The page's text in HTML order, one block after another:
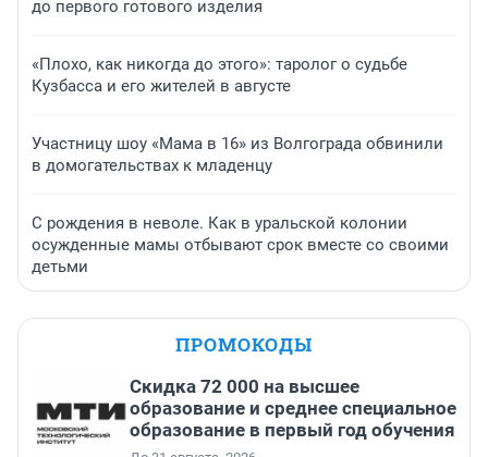
до первого готового изделия
«Плохо, как никогда до этого»: таролог о судьбе
Кузбасса и его жителей в августе
Участницу шоу «Мама в 16» из Волгограда обвинили
в домогательствах к младенцу
С рождения в неволе. Как в уральской колонии
осужденные мамы отбывают срок вместе со своими
детьми
ПРОМОКОДЫ
Скидка 72 000 на высшее
образование и среднее специальное
образование в первый год обучения